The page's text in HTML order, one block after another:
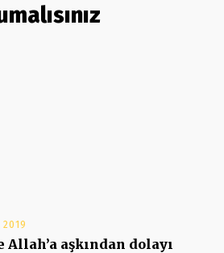
2019
aşkından dolayı